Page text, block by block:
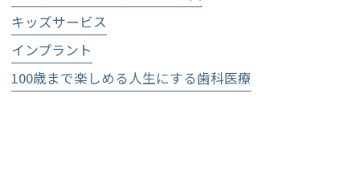
キッズサービス
インプラント
100歳まで楽しめる人生にする歯科医療